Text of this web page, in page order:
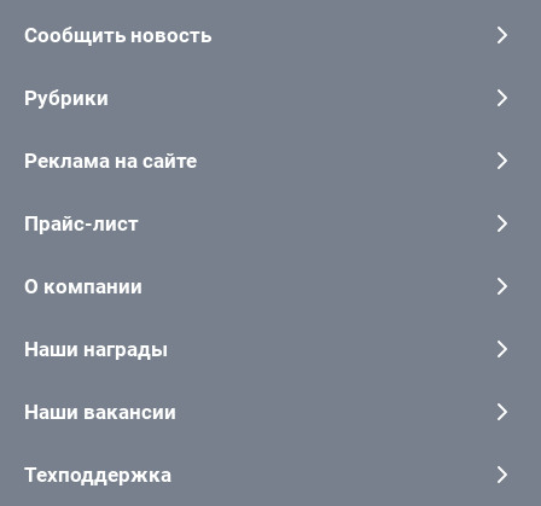
Сообщить новость
Рубрики
Реклама на сайте
Прайс-лист
О компании
Наши награды
Наши вакансии
Техподдержка